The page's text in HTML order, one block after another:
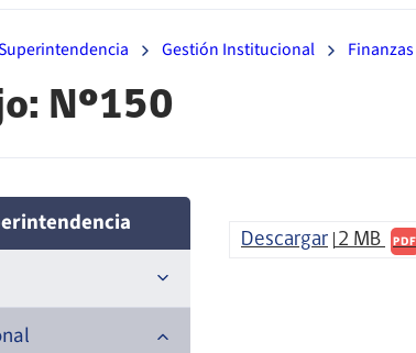
Gestión Institucional
Nº150
Descargar 2 MB PDF